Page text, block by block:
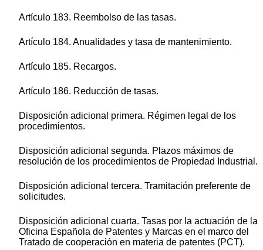
Artículo 183. Reembolso de las tasas.
Artículo 184. Anualidades y tasa de mantenimiento.
Artículo 185. Recargos.
Artículo 186. Reducción de tasas.
Disposición adicional primera. Régimen legal de los
procedimientos.
Disposición adicional segunda. Plazos máximos de
resolución de los procedimientos de Propiedad Industrial.
Disposición adicional tercera. Tramitación preferente de
solicitudes.
Disposición adicional cuarta. Tasas por la actuación de la
Oficina Española de Patentes y Marcas en el marco del
Tratado de cooperación en materia de patentes (PCT).